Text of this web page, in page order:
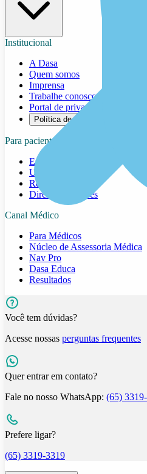
Institucional
A Dasa
Quem somos
Imprensa
Trabalhe conosco
Portal de privacidade
Política de cookies
Para pacientes
Exames
Unidades
Resultados
Direitos e deveres
Canal Médico
Para Médicos
Núcleo de Assessoria Médica
Nav Pro
Dasa Educa
Resultados
Você tem dúvidas?
Acesse nossas perguntas frequentes
Quer entrar em contato?
Fale no nosso WhatsApp: (65)
Prefere ligar?
(65) 3319-3319